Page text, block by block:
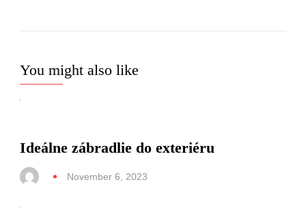
You might also like
Ideálne zábradlie do exteriéru
November 6, 2023